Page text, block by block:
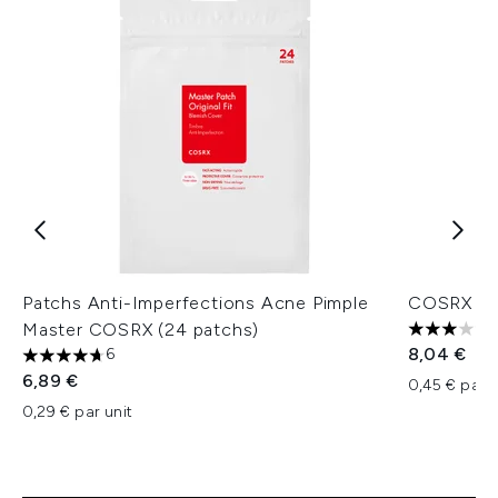
Patchs Anti-Imperfections Acne Pimple
Master COSRX (24 patchs)
4.67 étoiles sur un maximum de 5
6
6,89 €
0,29 € par unit
COSRX
3 étoiles
8,04 €
0,45 € par